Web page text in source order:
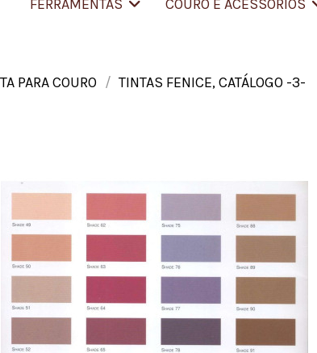
FERRAMENTAS COURO E ACESSÓRIOS
PARA COURO TINTAS FENICE, CATÁLOGO -3-